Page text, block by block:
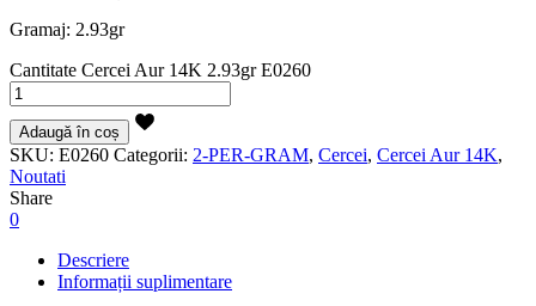
Gramaj: 2.93gr
Cantitate Cercei Aur 14K 2.93gr E0260
Adaugă în coș
SKU: E0260 Categorii: 2-PER-GRAM, Cercei, Cercei Aur 14K,
Noutati
Share
0
Descriere
Informații suplimentare